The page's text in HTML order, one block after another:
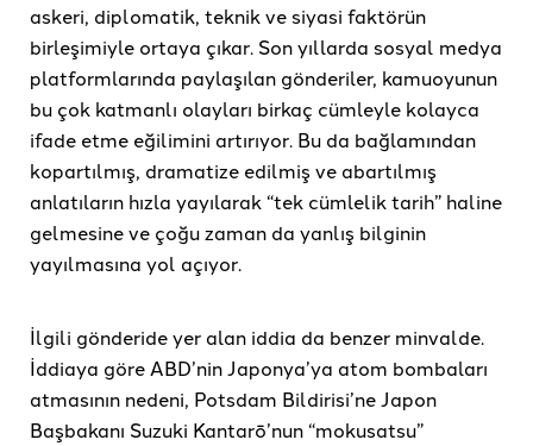
askeri, diplomatik, teknik ve siyasi faktörün
birleşimiyle ortaya çıkar. Son yıllarda sosyal medya
platformlarında paylaşılan gönderiler, kamuoyunun
bu çok katmanlı olayları birkaç cümleyle kolayca
ifade etme eğilimini artırıyor. Bu da bağlamından
kopartılmış, dramatize edilmiş ve abartılmış
anlatıların hızla yayılarak “tek cümlelik tarih” haline
gelmesine ve çoğu zaman da yanlış bilginin
yayılmasına yol açıyor.
İlgili gönderide yer alan iddia da benzer minvalde.
İddiaya göre ABD’nin Japonya’ya atom bombaları
atmasının nedeni, Potsdam Bildirisi’ne Japon
Başbakanı Suzuki Kantarō’nun “mokusatsu”